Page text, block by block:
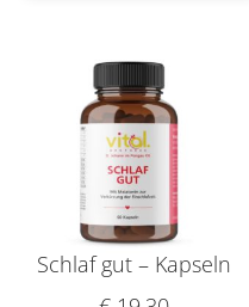
Schlaf gut – Kapseln